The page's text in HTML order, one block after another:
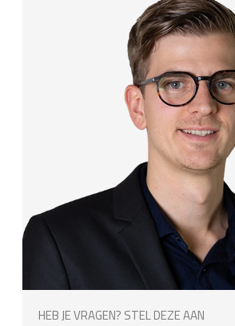
HEB JE VRAGEN? STEL DEZE AAN